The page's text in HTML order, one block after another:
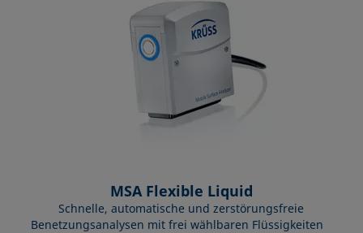
MSA Flexible Liquid
Schnelle, automatische und zerstörungsfreie
Benetzungsanalysen mit frei wählbaren Flüssigkeiten